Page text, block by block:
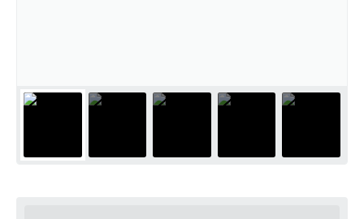
Recursos Liberados
Dados gerais e Obras